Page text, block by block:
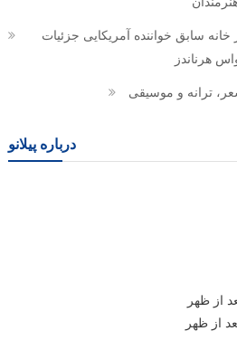
سابق خواننده آمریکایی جزئیات
هرناندز
ترانه و موسیقی
درباره پیلانو